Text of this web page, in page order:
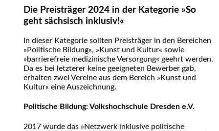
Die Preisträger 2024 in der Kategorie »So
geht sächsisch inklusiv!«
In dieser Kategorie sollten Preisträger in den Bereichen
»Politische Bildung«, »Kunst und Kultur« sowie
»barrierefreie medizinische Versorgung« geehrt werden.
Da es bei letzterer keine geeigneten Bewerber gab,
erhalten zwei Vereine aus dem Bereich »Kunst und
Kultur« eine Auszeichnung.
Politische Bildung: Volkshochschule Dresden e.V.
2017 wurde das »Netzwerk inklusive politische